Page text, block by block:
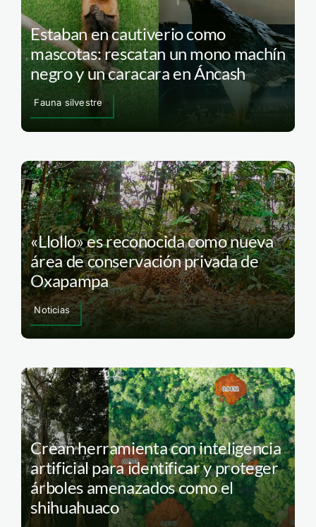
Estaban en cautiverio como
mascotas: rescatan un mono machín
negro y un caracara en Áncash
Fauna silvestre
«Llollo» es reconocida como nueva
área de conservación privada de
Oxapampa
Noticias
Crean herramienta con inteligencia
artificial para identificar y proteger
árboles amenazados como el
shihuahuaco